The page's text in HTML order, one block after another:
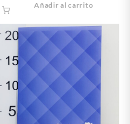
Añadir al carrito